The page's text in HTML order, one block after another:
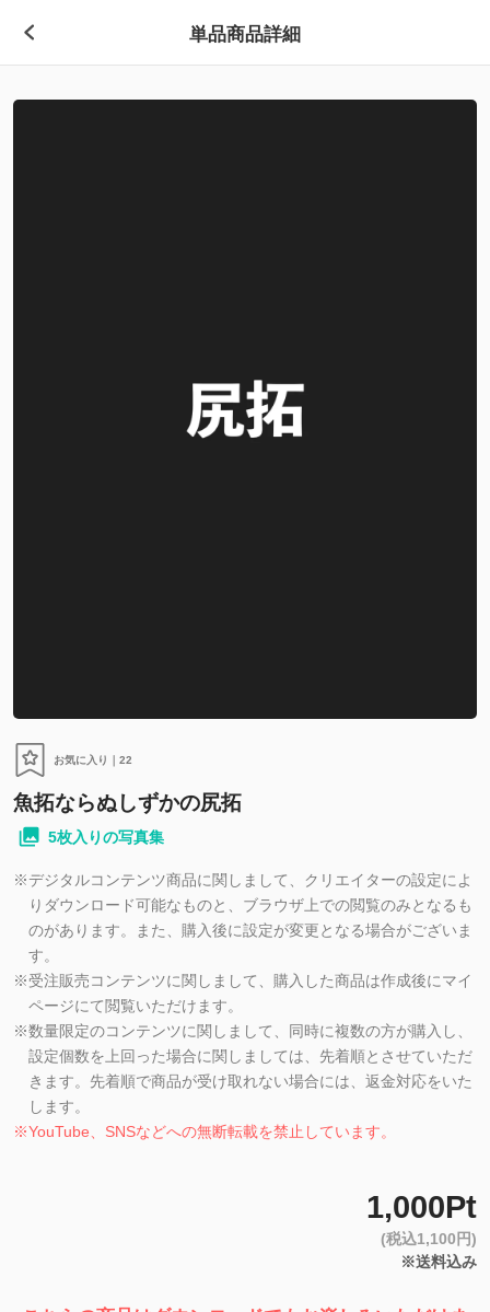
単品商品詳細
お気に入り｜ 22
魚拓ならぬしずかの尻拓
5枚入りの写真集
※デジタルコンテンツ商品に関しまして、クリエイターの設定によ
りダウンロード可能なものと、ブラウザ上での閲覧のみとなるも
のがあります。また、購入後に設定が変更となる場合がございま
す。
※受注販売コンテンツに関しまして、購入した商品は作成後にマイ
ページにて閲覧いただけます。
※数量限定のコンテンツに関しまして、同時に複数の方が購入し、
設定個数を上回った場合に関しましては、先着順とさせていただ
きます。先着順で商品が受け取れない場合には、返金対応をいた
します。
※YouTube、SNSなどへの無断転載を禁止しています。
1,000Pt
(税込1,100円)
※送料込み